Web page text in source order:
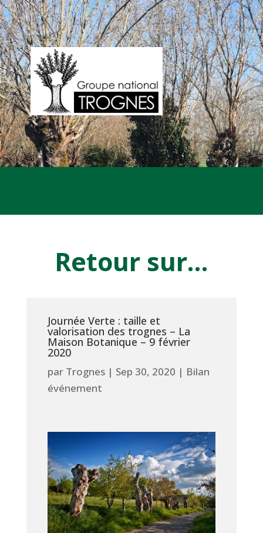
Retour sur…
Journée Verte : taille et
valorisation des trognes – La
Maison Botanique – 9 février
2020
par Trognes| Sep 30, 2020 | Bilan
événement